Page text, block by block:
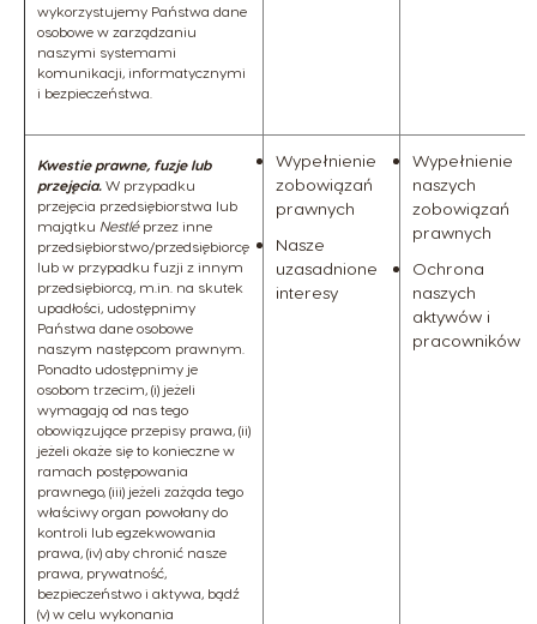
wykorzystujemy Państwa dane
osobowe w zarządzaniu
naszymi systemami
komunikacji, informatycznymi
i bezpieczeństwa.
Kwestie prawne, fuzje lub
przejęcia. W przypadku
przejęcia przedsiębiorstwa lub
majątku Nestléprzez inne
przedsiębiorstwo/przedsiębiorcę
lub w przypadku fuzji z innym
przedsiębiorcą, m.in. na skutek
upadłości, udostępnimy
Państwa dane osobowe
naszym następcom prawnym.
Ponadto udostępnimy je
osobom trzecim, (i) jeżeli
wymagają od nas tego
obowiązujące przepisy prawa, (ii)
jeżeli okaże się to konieczne w
ramach postępowania
prawnego, (iii) jeżeli zażąda tego
właściwy organ powołany do
kontroli lub egzekwowania
prawa, (iv) aby chronić nasze
prawa, prywatność,
bezpieczeństwo i aktywa, bądź
(v) w celu wykonania
Wypełnienie
zobowiązań
prawnych
Nasze
uzasadnione
interesy
Wypełnienie
naszych
zobowiązań
prawnych
Ochrona
naszych
aktywów i
pracowników